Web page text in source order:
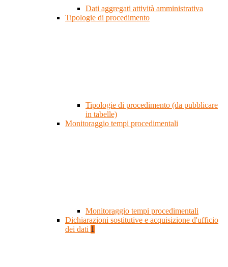
Dati aggregati attività amministrativa
Tipologie di procedimento
Tipologie di procedimento (da pubblicare
in tabelle)
Monitoraggio tempi procedimentali
Monitoraggio tempi procedimentali
Dichiarazioni sostitutive e acquisizione d'ufficio
dei dati 1